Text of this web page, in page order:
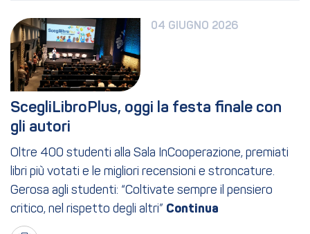
04 GIUGNO 2026
ScegliLibroPlus, oggi la festa finale con
gli autori
Oltre 400 studenti alla Sala InCooperazione, premiati
libri più votati e le migliori recensioni e stroncature.
Gerosa agli studenti: “Coltivate sempre il pensiero
critico, nel rispetto degli altri”